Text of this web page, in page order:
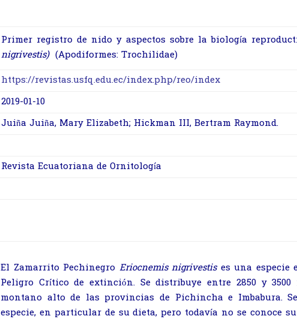
Primer registro de nido y aspectos sobre la biología
nigrivestis)(Apodiformes: Trochilidae)
https://revistas.usfq.edu.ec/index.php/reo/index
2019-01-10
Juiña Juiña, Mary Elizabeth; Hickman III, Bertram Raymond.
Revista Ecuatoriana de Ornitología
El Zamarrito Pechinegro Eriocnemis nigrivestises una especie
Peligro Crítico de extinción. Se distribuye entre 2850 y
montano alto de las provincias de Pichincha e Imbabura.
especie, en particular de su dieta, pero todavía no se conoce